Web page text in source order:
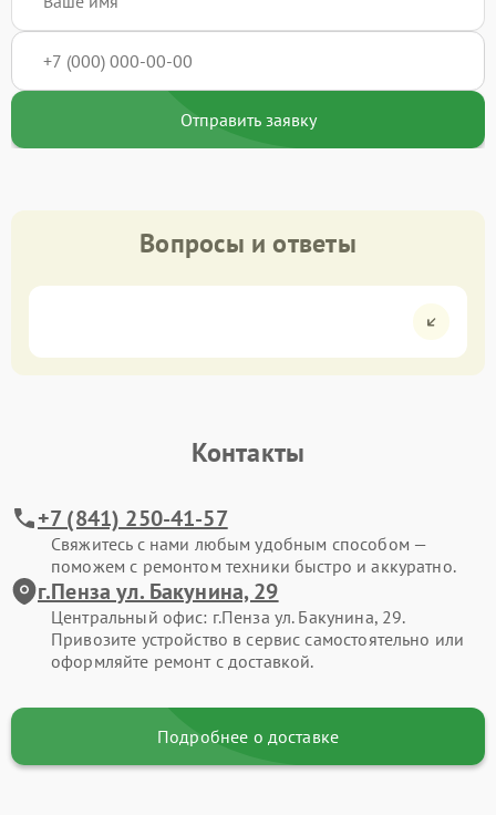
Отправить заявку
Вопросы и ответы
Контакты
+7 (841) 250-41-57
Свяжитесь с нами любым удобным способом —
поможем с ремонтом техники быстро и аккуратно.
г.Пенза ул. Бакунина, 29
Центральный офис: г.Пенза ул. Бакунина, 29.
Привозите устройство в сервис самостоятельно или
оформляйте ремонт с доставкой.
Подробнее о доставке